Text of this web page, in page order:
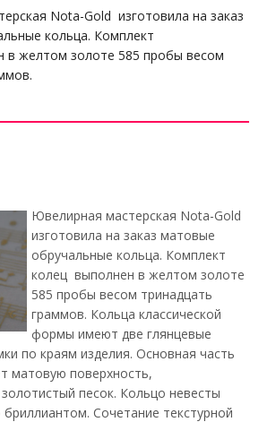
Nota-Gold изготовила на заказ
кольца. Комплект
в желтом золоте 585 пробы весом
Ювелирная мастерская Nota-Gold
изготовила на заказ матовые
обручальные кольца. Комплект
колец выполнен в желтом золоте
585 пробы весом тринадцать
граммов. Кольца классической
формы имеют две глянцевые
по краям изделия. Основная часть
матовую поверхность,
песок. Кольцо невесты
бриллиантом. Сочетание текстурной